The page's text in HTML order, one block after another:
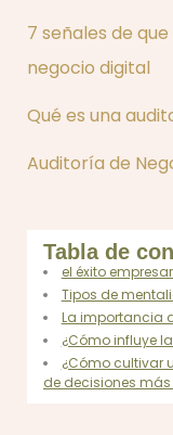
7 señales de
negocio digital
Qué es una
Auditoría de
Tabla de
el éxito
Tipos de
La importancia
¿Cómo influye
¿Cómo cultivar
de decisiones